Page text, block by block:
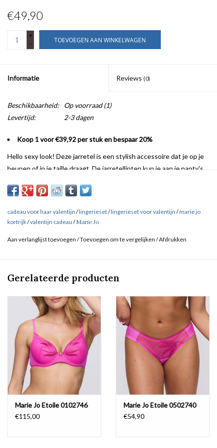
€49,90
+
-
TOEVOEGEN AAN WINKELWAGEN
Informatie Reviews (0)
Beschikbaarheid: Op voorraad(1)
Levertijd:
2-3 dagen
Koop 1 voor €39,92 per stuk en bespaar 20%
Hello sexy look! Deze jarretel is een stylish accessoire dat je op je
heupen of in je taille draagt. De jarretellinten kun je aan je panty's
cadeau voor haar valentijn /lingerieset/lingerieset voor valentijn /marie jo
kortrijk/valentijn cadeau /Marie Jo
Aan verlanglijst toevoegen /Toevoegen om te vergelijken /Afdrukken
Gerelateerde producten
Marie Jo Etoile 0102746
€115,00
Marie Jo Etoile 0502740
€54,90